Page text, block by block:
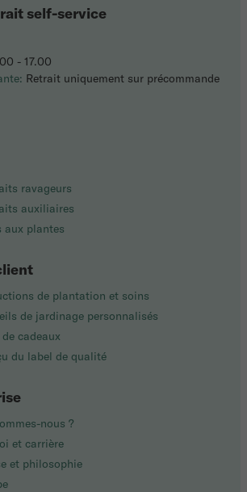
ravageurs
auxiliaires
aux plantes
de plantation et soins
de jardinage personnalisés
de cadeaux
du label de qualité
nous ?
et carrière
et philosophie
self-service
- 17.00
Retrait uniquement sur précommande